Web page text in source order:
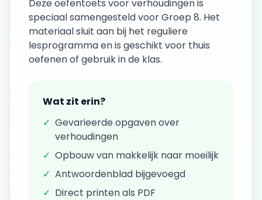
Dezeoefentoets voorverhoudingenis
speciaal samengesteld voorGroep 8. Het
materiaal sluit aan bij het reguliere
lesprogramma en is geschikt voor thuis
oefenen of gebruik in de klas.
Wat zit erin?
✓ Gevarieerde opgaven over
verhoudingen
✓ Opbouw van makkelijk naar moeilijk
✓ Antwoordenblad bijgevoegd
✓ Direct printen als PDF